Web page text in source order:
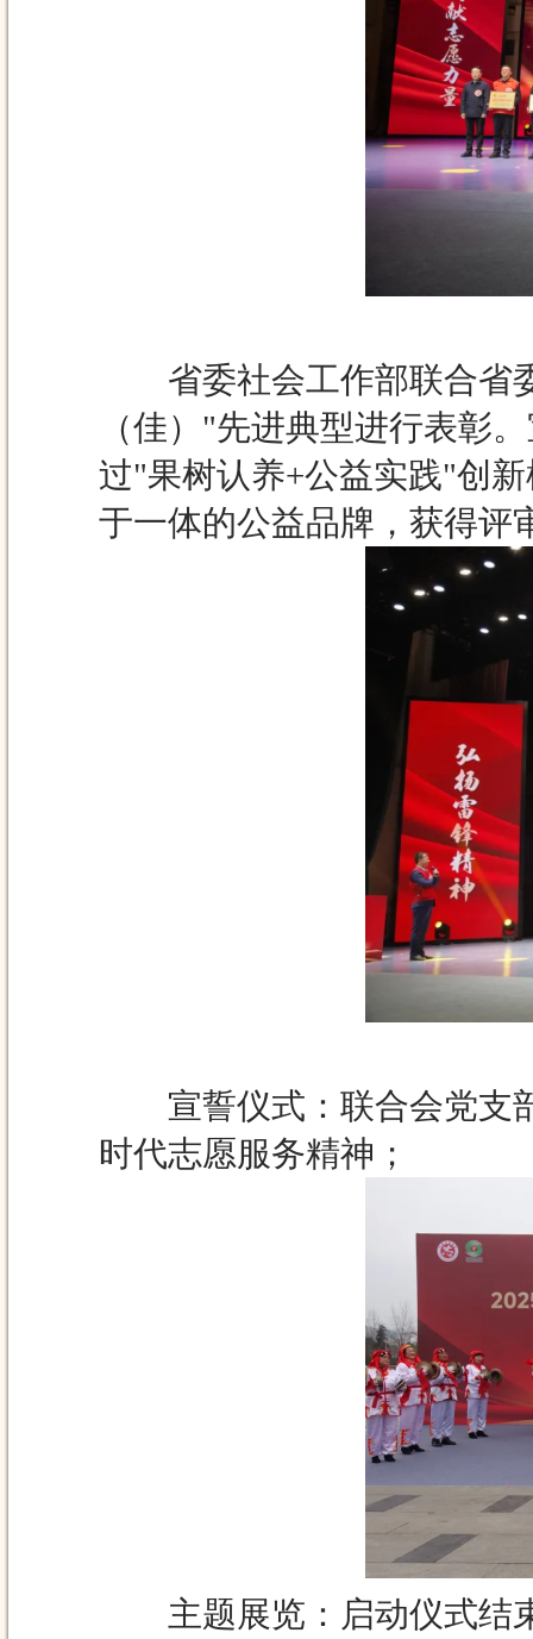
省委社会工作部联合省委
（佳）"先进典型进行表彰
过"果树认养+公益实践"创
于一体的公益品牌，获得评
宣誓仪式：联合会党支部
时代志愿服务精神；
主题展览：启动仪式结束